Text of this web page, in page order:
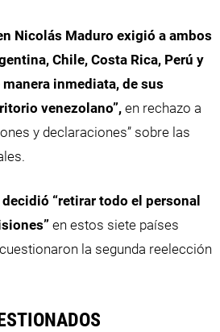
Nicolás Maduro exigió a ambos
Chile, Costa Rica, Perú y
inmediata, de sus
venezolano”,en rechazo a
y declaraciones” sobre las
“retirar todo el personal
en estos siete países
la segunda reelección